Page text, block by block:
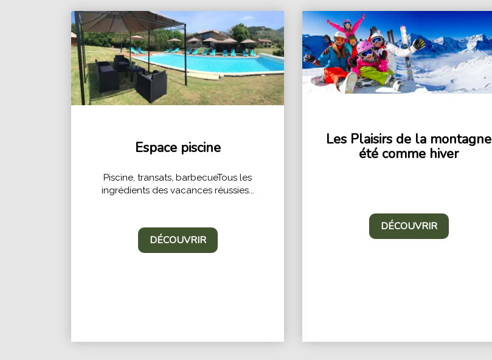
Espace piscine
Piscine, transats, barbecueTous les
ingrédients des vacances réussies...
DÉCOUVRIR
Les Plaisirs de la montagne
été comme hiver
DÉCOUVRIR